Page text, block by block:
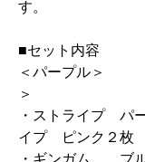
す。
■セット内容
＜パー
＞
・ストライ
イプ ピンク２枚
・ギンガ